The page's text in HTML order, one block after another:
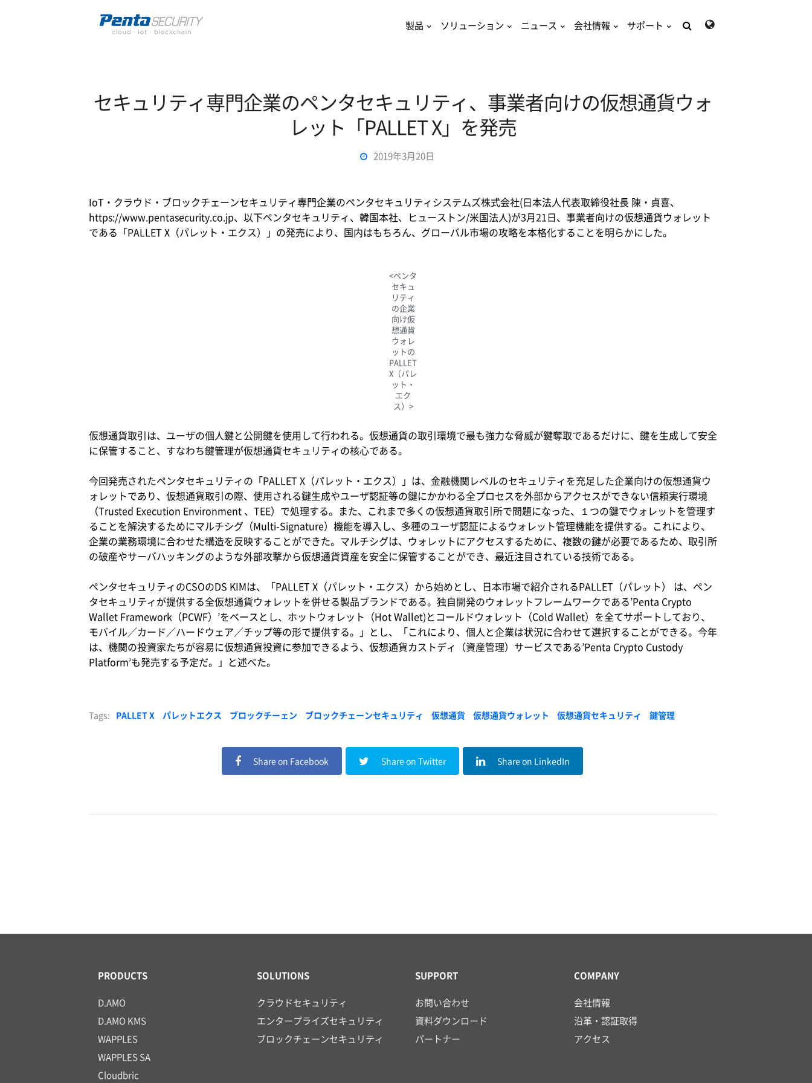
製品 ソリューション ニュース 会社情報 サポート
セキュリティ専門企業のペンタセキュリティ、事業者向けの仮想通貨ウォ
レット「PALLET X」を発売
2019年3月20日
IoT・クラウド・ブロックチェーンセキュリティ専門企業のペンタセキュリティシステムズ株式会社(日本法人代表取締役社長 陳・貞喜、
https://www.pentasecurity.co.jp、以下ペンタセキュリティ、韓国本社、ヒューストン/米国法人)が3月21日、事業者向けの仮想通貨ウォレット
である「PALLET X（パレット・エクス）」の発売により、国内はもちろん、グローバル市場の攻略を本格化することを明らかにした。
<ペンタ
セキュ
リティ
の企業
向け仮
想通貨
ウォレ
ットの
PALLET
X（パレ
ット・
エク
ス）>
仮想通貨取引は、ユーザの個人鍵と公開鍵を使用して行われる。仮想通貨の取引環境で最も強力な脅威が鍵奪取であるだけに、鍵を生成して安全
に保管すること、すなわち鍵管理が仮想通貨セキュリティの核心である。
今回発売されたペンタセキュリティの「PALLET X（パレット・エクス）」は、金融機関レベルのセキュリティを充足した企業向けの仮想通貨ウ
ォレットであり、仮想通貨取引の際、使用される鍵生成やユーザ認証等の鍵にかかわる全プロセスを外部からアクセスができない信頼実行環境
（Trusted Execution Environment 、TEE）で処理する。また、これまで多くの仮想通貨取引所で問題になった、１つの鍵でウォレットを管理す
ることを解決するためにマルチシグ（Multi-Signature）機能を導入し、多種のユーザ認証によるウォレット管理機能を提供する。これにより、
企業の業務環境に合わせた構造を反映することができた。マルチシグは、ウォレットにアクセスするために、複数の鍵が必要であるため、取引所
の破産やサーバハッキングのような外部攻撃から仮想通貨資産を安全に保管することができ、最近注目されている技術である。
ペンタセキュリティのCSOのDS KIMは、「PALLET X（パレット・エクス）から始めとし、日本市場で紹介されるPALLET（パレット） は、ペン
タセキュリティが提供する全仮想通貨ウォレットを併せる製品ブランドである。独自開発のウォレットフレームワークである’Penta Crypto
Wallet Framework（PCWF）’をベースとし、ホットウォレット（Hot Wallet)とコールドウォレット（Cold Wallet）を全てサポートしており、
モバイル／カード／ハードウェア／チップ等の形で提供する。」とし、「これにより、個人と企業は状況に合わせて選択することができる。今年
は、機関の投資家たちが容易に仮想通貨投資に参加できるよう、仮想通貨カストディ（資産管理）サービスである’Penta Crypto Custody
Platform’も発売する予定だ。」と述べた。
Tags: PALLET X パレットエクス ブロックチーェン ブロックチェーンセキュリティ 仮想通貨 仮想通貨ウォレット 仮想通貨セキュリティ 鍵管理
Share on Facebook Share on Twitter Share on LinkedIn
PRODUCTS
D.AMO
D.AMO KMS
WAPPLES
WAPPLES SA
Cloudbric
SOLUTIONS
クラウドセキュリティ
エンタープライズセキュリティ
ブロックチェーンセキュリティ
SUPPORT
お問い合わせ
資料ダウンロード
パートナー
COMPANY
会社情報
沿革・認証取得
アクセス